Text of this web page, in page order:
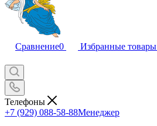
Сравнение0 Избранные товары
Телефоны
+7 (929) 088-58-88Менеджер